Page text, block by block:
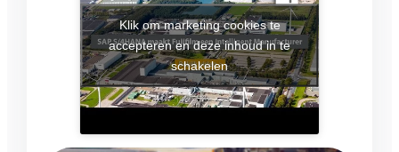
Klik om marketing cookies te
accepteren en deze inhoud in te
schakelen